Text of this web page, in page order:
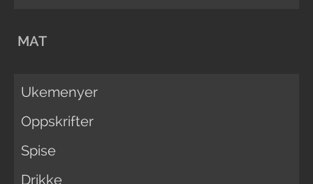
MAT
Ukemenyer
Oppskrifter
Spise
Drikke